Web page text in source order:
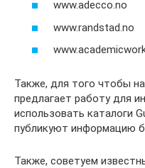
www.adecco.no
www.randstad.no
Также, для того чтобы
предлагает работу для
использовать каталоги
публикуют информацию
Также, советуем